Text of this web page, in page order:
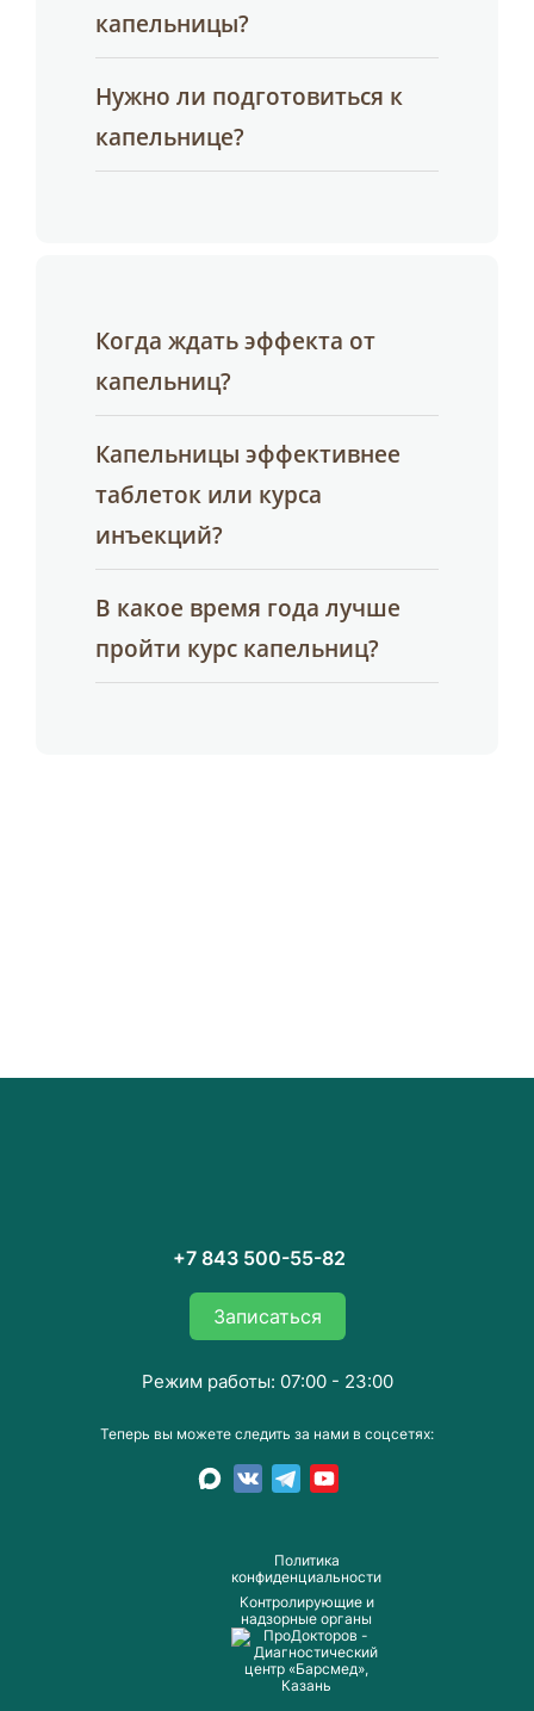
капельницы?
Нужно ли подготовиться к
капельнице?
Когда ждать эффекта от
капельниц?
Капельницы эффективнее
таблеток или курса
инъекций?
В какое время года лучше
пройти курс капельниц?
Пoлитика
конфиденциальности
Контролирующие и
надзорные органы
+7 843 500-55-82
Записаться
Теперь вы можете следить за нами в соцсетях:
Режим работы: 07:00 - 23:00